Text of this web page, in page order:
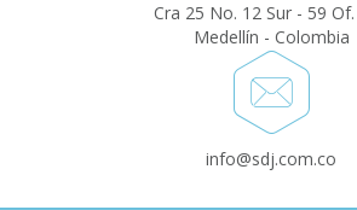
Cra 25 No. 12 Sur - 59 Of.
Medellín - Colombia
info@sdj.com.co